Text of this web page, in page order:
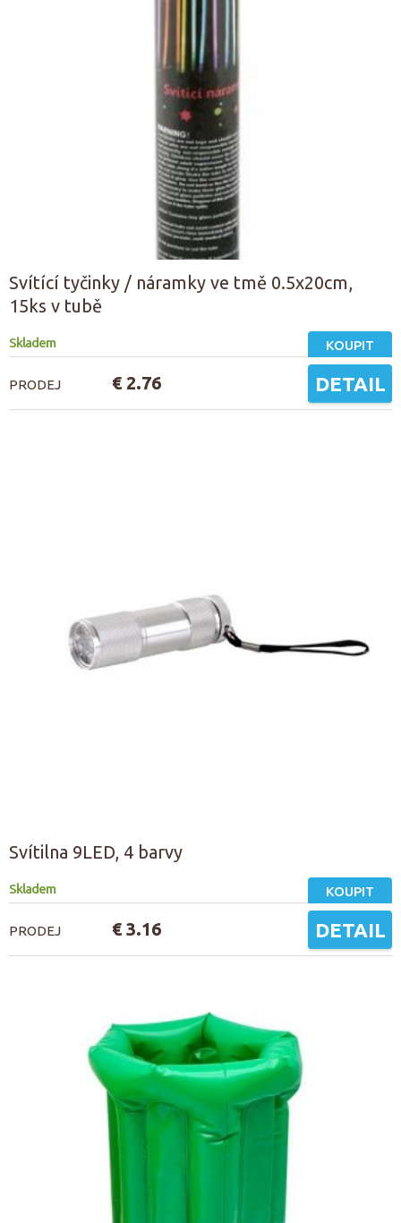
Svítící tyčinky / náramky ve tmě 0.5x20cm,
15ks v tubě
Skladem KOUPIT
PRODEJ € 2.76 DETAIL
Svítilna 9LED, 4 barvy
Skladem KOUPIT
PRODEJ € 3.16 DETAIL